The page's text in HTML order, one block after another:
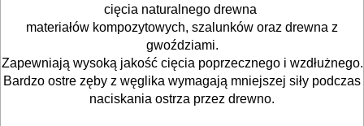
OBRÓBKA
OBRÓBKA
cięcia naturalnego drewna
materiałów kompozytowych, szalunków oraz drewna z
gwoździami.
Zapewniają wysoką jakość cięcia poprzecznego i wzdłużnego.
Bardzo ostre zęby z węglika wymagają mniejszej siły podczas
naciskania ostrza przez drewno.